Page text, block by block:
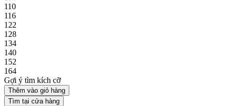
110
116
122
128
134
140
152
164
Gợi ý tìm kích cỡ
Thêm vào giỏ hàng
Tìm tại cửa hàng